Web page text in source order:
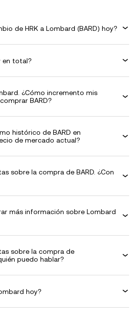
de HRK a Lombard (BARD) hoy?
en total?
¿Cómo incremento mis
BARD?
histórico de BARD en
de mercado actual?
sobre la compra de BARD. ¿Con
más información sobre Lombard
sobre la compra de
puedo hablar?
hoy?